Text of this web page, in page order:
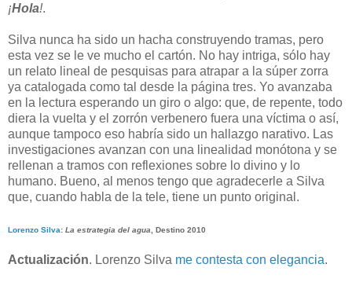
¡Hola!.
Silva nunca ha sido un hacha construyendo tramas, pero
esta vez se le ve mucho el cartón. No hay intriga, sólo hay
un relato lineal de pesquisas para atrapar a la súper zorra
ya catalogada como tal desde la página tres. Yo avanzaba
en la lectura esperando un giro o algo: que, de repente, todo
diera la vuelta y el zorrón verbenero fuera una víctima o así,
aunque tampoco eso habría sido un hallazgo narativo. Las
investigaciones avanzan con una linealidad monótona y se
rellenan a tramos con reflexiones sobre lo divino y lo
humano. Bueno, al menos tengo que agradecerle a Silva
que, cuando habla de la tele, tiene un punto original.
Lorenzo Silva: La estrategia del agua , Destino 2010
Actualización. Lorenzo Silva me contesta con elegancia.